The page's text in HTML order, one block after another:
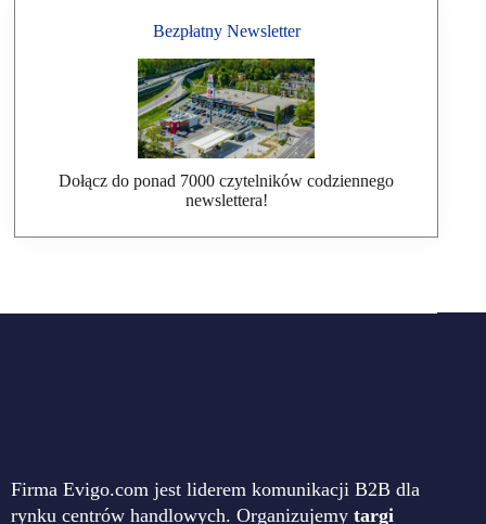
Bezpłatny Newsletter
Dołącz do ponad 7000 czytelników codziennego
newslettera!
Firma Evigo.com jest liderem komunikacji B2B dla
rynku centrów handlowych. Organizujemy targi